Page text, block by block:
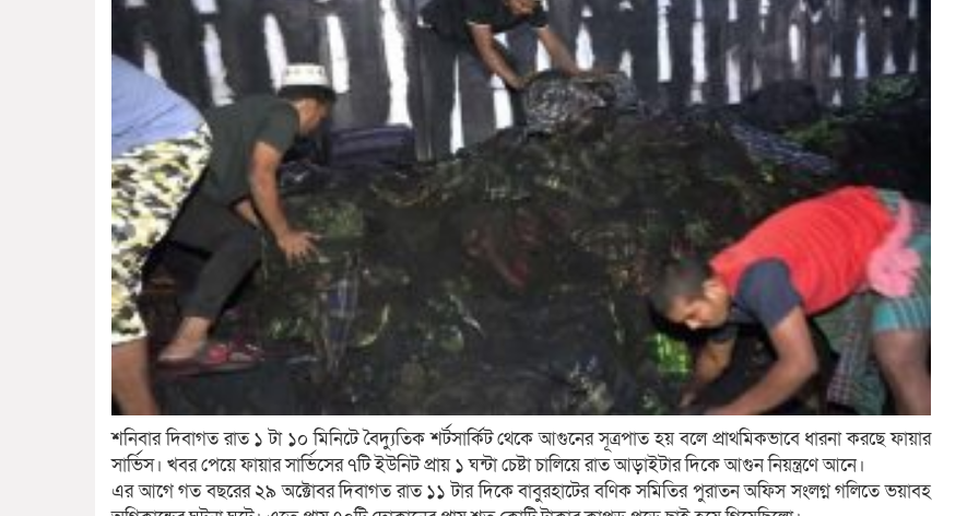
শনিবার দিবাগত রাত ১ টা ১০ মিনিটে বৈদ্যুতিক শর্টসার্কিট থেকে আগুনের সূত্রপাত হয় বলে প্রাথমিকভাবে ধারনা করছে ফায়ার
সার্ভিস। খবর পেয়ে ফায়ার সার্ভিসের ৭টি ইউনিট প্রায় ১ ঘন্টা চেষ্টা চালিয়ে রাত আড়াইটার দিকে আগুন নিয়ন্ত্রণে আনে।
এর আগে গত বছরের ২৯ অক্টোবর দিবাগত রাত ১১ টার দিকে বাবুরহাটের বণিক সমিতির পুরাতন অফিস সংলগ্ন গলিতে ভয়াবহ